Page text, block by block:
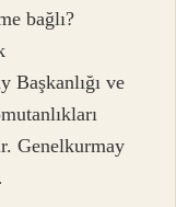
bağlı?
Başkanlığı ve
Genelkurmay